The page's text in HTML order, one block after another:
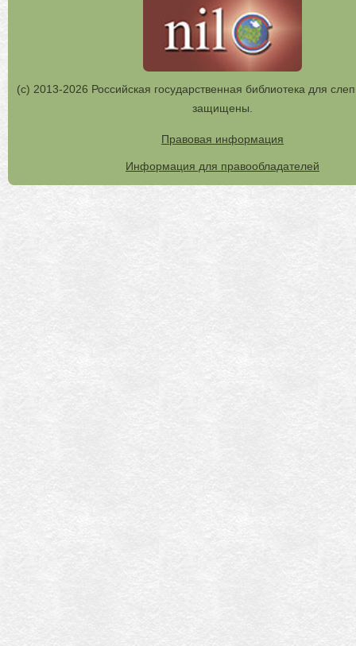
(с) 2013-2026 Российская государственная библиотека для
защищены.
Правовая информация
Информация для правообладателей